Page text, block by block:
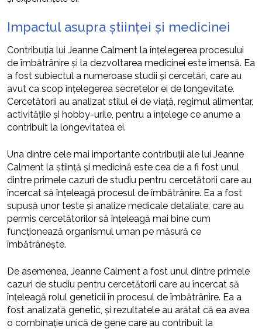
Impactul asupra științei și medicinei
Contribuția lui Jeanne Calment la înțelegerea procesului
de îmbătrânire și la dezvoltarea medicinei este imensă. Ea
a fost subiectul a numeroase studii și cercetări, care au
avut ca scop înțelegerea secretelor ei de longevitate.
Cercetătorii au analizat stilul ei de viață, regimul alimentar,
activitățile și hobby-urile, pentru a înțelege ce anume a
contribuit la longevitatea ei.
Una dintre cele mai importante contribuții ale lui Jeanne
Calment la știință și medicină este cea de a fi fost unul
dintre primele cazuri de studiu pentru cercetătorii care au
încercat să înțeleagă procesul de îmbătrânire. Ea a fost
supusă unor teste și analize medicale detaliate, care au
permis cercetătorilor să înțeleagă mai bine cum
funcționează organismul uman pe măsură ce
îmbătrânește.
De asemenea, Jeanne Calment a fost unul dintre primele
cazuri de studiu pentru cercetătorii care au încercat să
înțeleagă rolul geneticii în procesul de îmbătrânire. Ea a
fost analizată genetic, și rezultatele au arătat că ea avea
o combinație unică de gene care au contribuit la